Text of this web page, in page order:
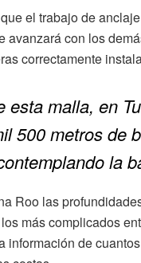
el trabajo de
avanzará con los
correctamente
esta malla, en
500 metros de
la
Roo las
más complicados
de